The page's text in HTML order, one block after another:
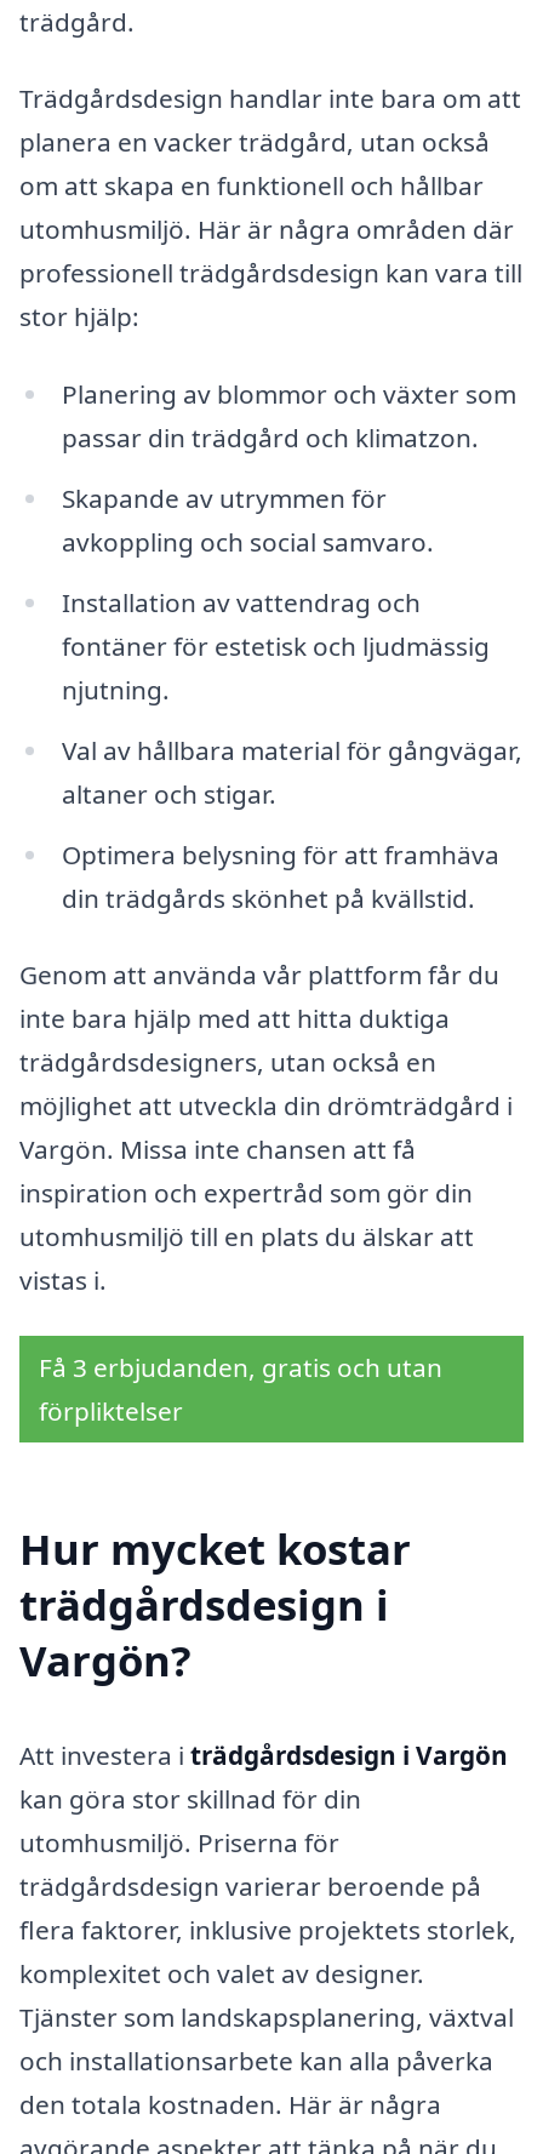
trädgård.
Trädgårdsdesign handlar inte bara om att
planera en vacker trädgård, utan också
om att skapa en funktionell och hållbar
utomhusmiljö. Här är några områden där
professionell trädgårdsdesign kan vara till
stor hjälp:
Planering av blommor och växter som
passar din trädgård och klimatzon.
Skapande av utrymmen för
avkoppling och social samvaro.
Installation av vattendrag och
fontäner för estetisk och ljudmässig
njutning.
Val av hållbara material för gångvägar,
altaner och stigar.
Optimera belysning för att framhäva
din trädgårds skönhet på kvällstid.
Genom att använda vår plattform får du
inte bara hjälp med att hitta duktiga
trädgårdsdesigners, utan också en
möjlighet att utveckla din drömträdgård i
Vargön. Missa inte chansen att få
inspiration och expertråd som gör din
utomhusmiljö till en plats du älskar att
vistas i.
Få 3 erbjudanden, gratis och utan
förpliktelser
Hur mycket kostar
trädgårdsdesign i
Vargön?
Att investera i trädgårdsdesign i Vargön
kan göra stor skillnad för din
utomhusmiljö. Priserna för
trädgårdsdesign varierar beroende på
flera faktorer, inklusive projektets storlek,
komplexitet och valet av designer.
Tjänster som landskapsplanering, växtval
och installationsarbete kan alla påverka
den totala kostnaden. Här är några